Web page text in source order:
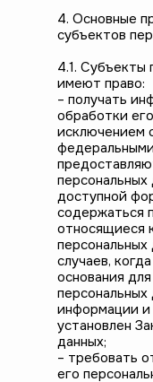
4. Основные
субъектов
4.1. Субъекты
имеют право:
– получать
обработки
исключением
доступной
содержаться
относящиеся
случаев,
основания
информации и
установлен
данных;
– требовать
его